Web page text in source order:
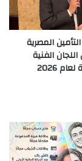
المصرية
الفنية
2026